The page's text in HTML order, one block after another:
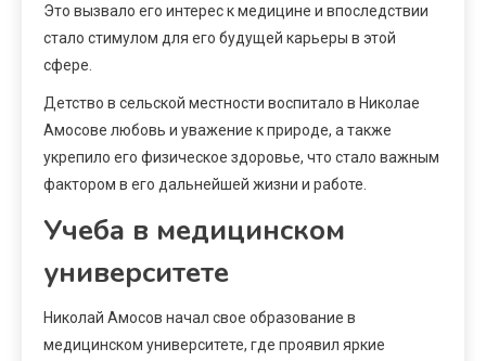
Это вызвало его интерес к медицине и впоследствии
стало стимулом для его будущей карьеры в этой
сфере.
Детство в сельской местности воспитало в Николае
Амосове любовь и уважение к природе, а также
укрепило его физическое здоровье, что стало важным
фактором в его дальнейшей жизни и работе.
Учеба в медицинском
университете
Николай Амосов начал свое образование в
медицинском университете, где проявил яркие